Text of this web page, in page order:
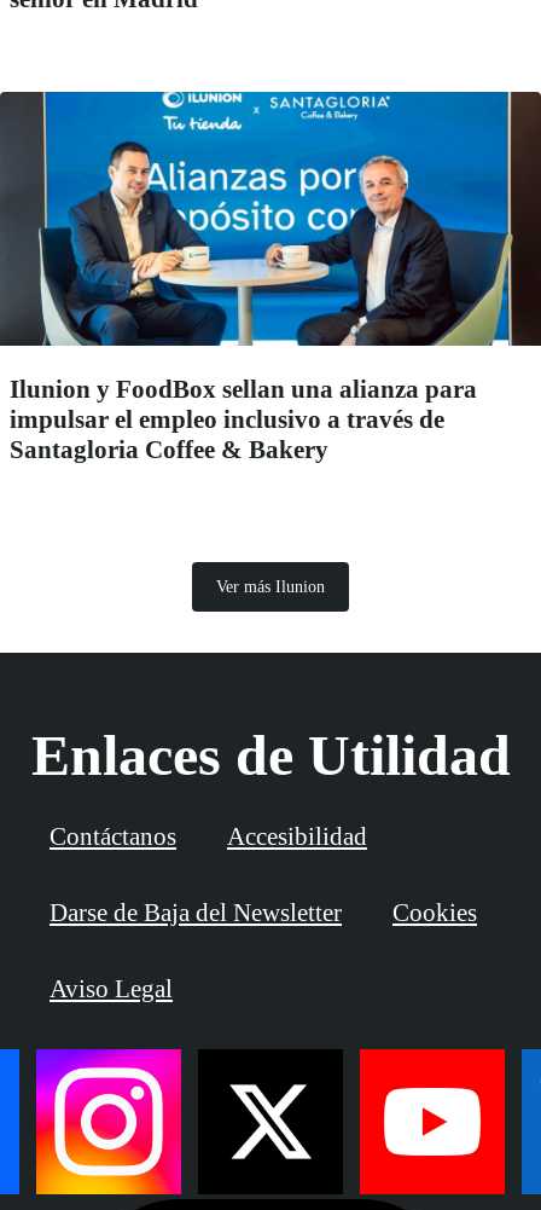
Ilunion y FoodBox sellan una alianza para
impulsar el empleo inclusivo a través de
Santagloria Coffee & Bakery
Ver más Ilunion
Enlaces de Utilidad
Contáctanos Accesibilidad
Darse de Baja del Newsletter Cookies
Aviso Legal